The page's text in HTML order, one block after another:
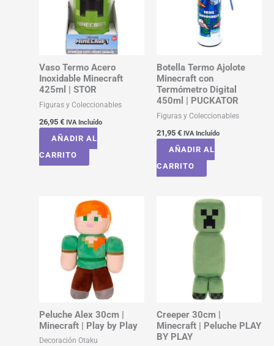
Vaso Termo Acero
Inoxidable Minecraft
425ml | STOR
Figuras y Coleccionables
26,95 € IVA Incluído
AÑADIR AL
CARRITO
Botella Termo Ajolote
Minecraft con
Termómetro Digital
450ml | PUCKATOR
Figuras y Coleccionables
21,95 € IVA Incluído
AÑADIR AL
CARRITO
Peluche Alex 30cm |
Minecraft | Play by Play
Decoración Otaku
Creeper 30cm |
Minecraft | Peluche PLAY
BY PLAY